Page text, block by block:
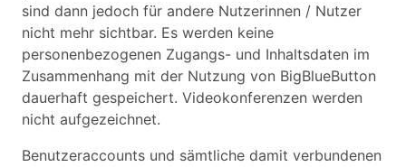
sind dann jedoch für andere Nutzerinnen / Nutzer
nicht mehr sichtbar. Es werden keine
personenbezogenen Zugangs- und Inhaltsdaten im
Zusammenhang mit der Nutzung von BigBlueButton
dauerhaft gespeichert. Videokonferenzen werden
nicht aufgezeichnet.
Benutzeraccounts und sämtliche damit verbundenen